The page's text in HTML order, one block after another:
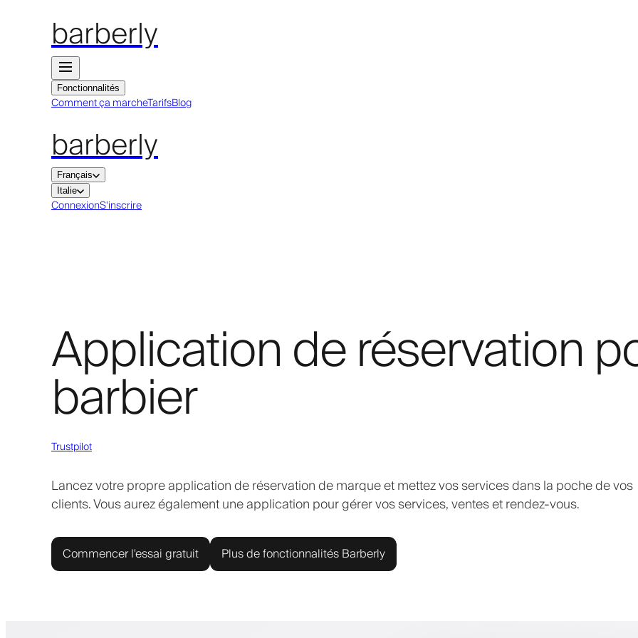
barberly
Fonctionnalités
Comment ça marcheTarifsBlog
barberly
Français
Italie
ConnexionS'inscrire
Application de réservation
barbier
Trustpilot
Lancez votre propre application de réservation de marque et mettez vos services dans la poche de vos
clients. Vous aurez également une application pour gérer vos services, ventes et rendez-vous.
Commencer l'essai gratuit Plus de fonctionnalités Barberly